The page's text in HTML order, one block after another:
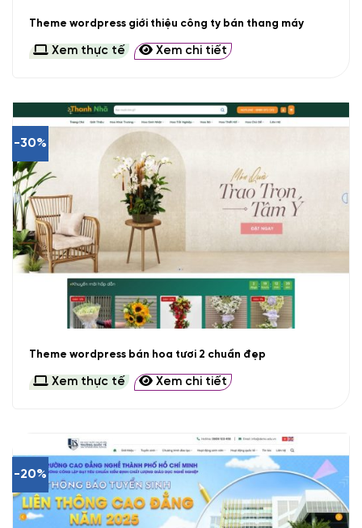
Theme wordpress giới thiệu công ty bán thang máy
Xem thực tế Xem chi tiết
-30%
Theme wordpress bán hoa tươi 2 chuẩn đẹp
Xem thực tế Xem chi tiết
-20%